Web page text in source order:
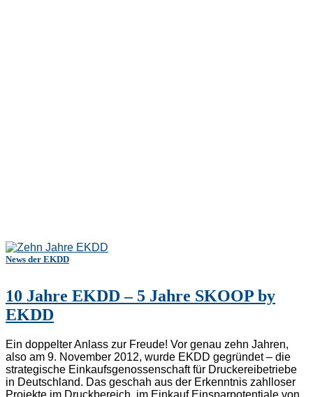
News der EKDD
10 Jahre EKDD – 5 Jahre SKOOP by
EKDD
Ein doppelter Anlass zur Freude! Vor genau zehn Jahren,
also am 9. November 2012, wurde EKDD gegründet – die
strategische Einkaufsgenossenschaft für Druckereibetriebe
in Deutschland. Das geschah aus der Erkenntnis zahlloser
Projekte im Druckbereich, im Einkauf Einsparpotentiale von